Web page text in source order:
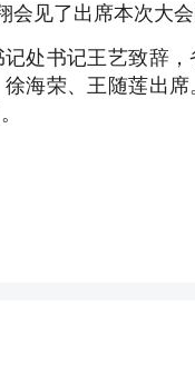
见了出席本次大会
处书记王艺致辞
海荣、王随莲出